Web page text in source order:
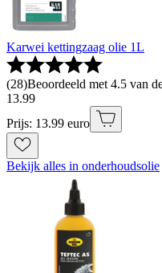
Karwei kettingzaag olie 1L
(28)Beoordeeld met 4.5 van
13.99
Prijs: 13.99 euro
Bekijk alles in onderhoudsolie